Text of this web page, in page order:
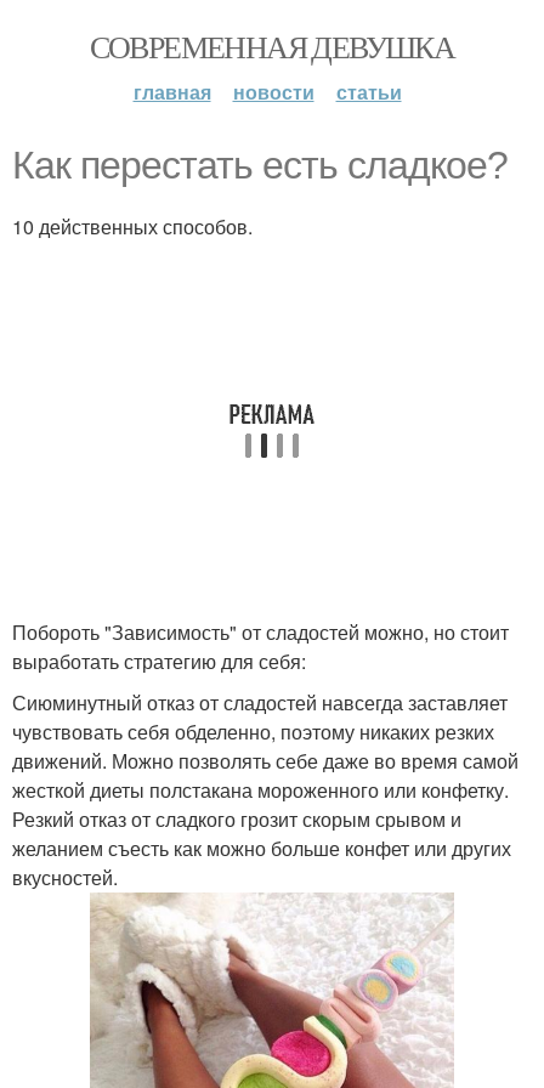
СОВРЕМЕННАЯ ДЕВУШКА
главная новости статьи
Как перестать есть сладкое?
10 действенных способов.
Побороть "Зависимость" от сладостей можно, но стоит
выработать стратегию для себя:
Сиюминутный отказ от сладостей навсегда заставляет
чувствовать себя обделенно, поэтому никаких резких
движений. Можно позволять себе даже во время самой
жесткой диеты полстакана мороженного или конфетку.
Резкий отказ от сладкого грозит скорым срывом и
желанием съесть как можно больше конфет или других
вкусностей.